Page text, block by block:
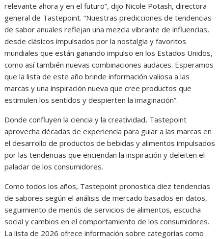
relevante ahora y en el futuro”, dijo Nicole Potash, directora
general de Tastepoint. “Nuestras predicciones de tendencias
de sabor anuales reflejan una mezcla vibrante de influencias,
desde clásicos impulsados por la nostalgia y favoritos
mundiales que están ganando impulso en los Estados Unidos,
como así también nuevas combinaciones audaces. Esperamos
que la lista de este año brinde información valiosa a las
marcas y una inspiración nueva que cree productos que
estimulen los sentidos y despierten la imaginación”.
Donde confluyen la ciencia y la creatividad, Tastepoint
aprovecha décadas de experiencia para guiar a las marcas en
el desarrollo de productos de bebidas y alimentos impulsados
por las tendencias que enciendan la inspiración y deleiten el
paladar de los consumidores.
Como todos los años, Tastepoint pronostica diez tendencias
de sabores según el análisis de mercado basados en datos,
seguimiento de menús de servicios de alimentos, escucha
social y cambios en el comportamiento de los consumidores.
La lista de 2026 ofrece información sobre categorías como